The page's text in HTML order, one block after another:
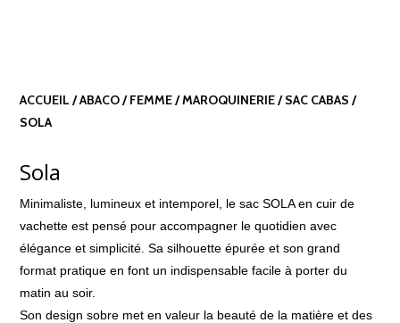
ACCUEIL /ABACO/FEMME/MAROQUINERIE/SAC CABAS /
SOLA
Sola
Minimaliste, lumineux et intemporel, le sac SOLA en cuir de
vachette est pensé pour accompagner le quotidien avec
élégance et simplicité. Sa silhouette épurée et son grand
format pratique en font un indispensable facile à porter du
matin au soir.
Son design sobre met en valeur la beauté de la matière et des